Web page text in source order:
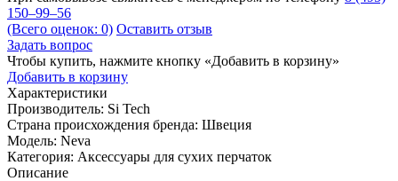
150–99–56
(Всего оценок: 0) Оставить отзыв
Задать вопрос
Чтобы купить, нажмите кнопку «Добавить в корзину»
Добавить в корзину
Характеристики
Производитель: Si Tech
Страна происхождения бренда: Швеция
Модель: Neva
Категория: Аксессуары для cухих перчаток
Описание